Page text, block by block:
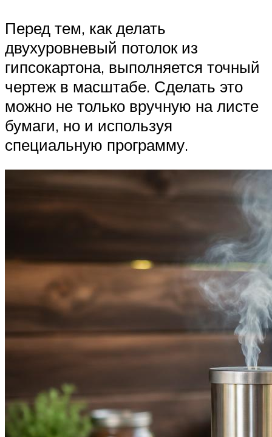
Перед тем, как делать
двухуровневый потолок из
гипсокартона, выполняется точный
чертеж в масштабе. Сделать это
можно не только вручную на листе
бумаги, но и используя
специальную программу.